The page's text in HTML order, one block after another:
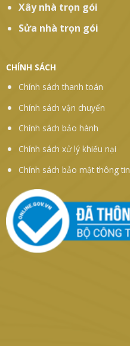
Xây nhà trọn gói
Sửa nhà trọn gói
CHÍNH SÁCH
Chính sách thanh toán
Chính sách vận chuyển
Chính sách bảo hành
Chính sách xử lý khiếu nại
Chính sách bảo mật thông tin